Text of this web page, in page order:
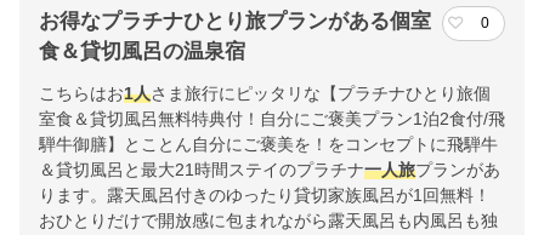
お得なプラチナひとり旅プランがある個室
食＆貸切風呂の温泉宿
0
こちらはお1人さま旅行にピッタリな【プラチナひとり旅個
室食＆貸切風呂無料特典付！自分にご褒美プラン1泊2食付/飛
騨牛御膳】とことん自分にご褒美を！をコンセプトに飛騨牛
＆貸切風呂と最大21時間ステイのプラチナ一人旅プランがあ
ります。露天風呂付きのゆったり貸切家族風呂が1回無料！
おひとりだけで開放感に包まれながら露天風呂も内風呂も独